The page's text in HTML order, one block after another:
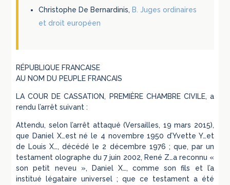
Christophe De Bernardinis, B. Juges ordinaires
et droit européen
RÉPUBLIQUE FRANCAISE
AU NOM DU PEUPLE FRANCAIS
LA COUR DE CASSATION, PREMIÈRE CHAMBRE CIVILE, a
rendu l’arrêt suivant :
Attendu, selon l’arrêt attaqué (Versailles, 19 mars 2015),
que Daniel X…est né le 4 novembre 1950 d’Yvette Y…et
de Louis X…, décédé le 2 décembre 1976 ; que, par un
testament olographe du 7 juin 2002, René Z…a reconnu «
son petit neveu », Daniel X…, comme son fils et l’a
institué légataire universel ; que ce testament a été